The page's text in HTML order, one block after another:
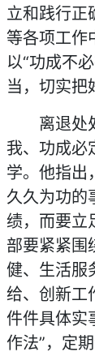
立和践行正
等各项工作
以“功成不
当，切实把
离退处
我、功成必
学。他指出
久久为功的
绩，而要立
部要紧紧围
健、生活服
给、创新工
件件具体实
作法”，定